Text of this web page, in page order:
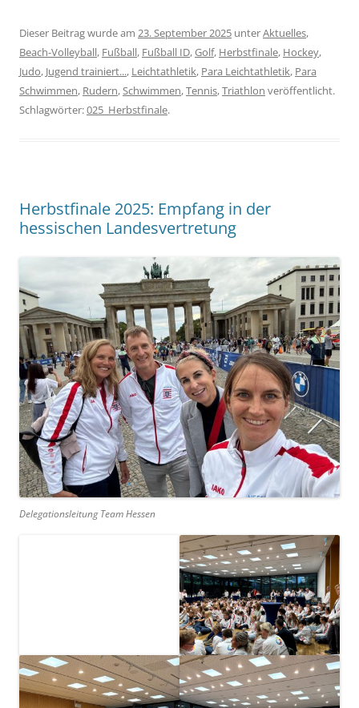
Dieser Beitrag wurde am 23. September 2025 unterAktuelles,
Beach-Volleyball, Fußball, Fußball ID,Golf, Herbstfinale, Hockey,
Judo, Jugend trainiert..., Leichtathletik, Para Leichtathletik, Para
Schwimmen, Rudern,Schwimmen,Tennis,Triathlon veröffentlicht.
Schlagwörter:025_Herbstfinale.
Herbstfinale 2025: Empfang in der
hessischen Landesvertretung
Delegationsleitung Team Hessen